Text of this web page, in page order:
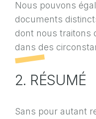
Nous pouvons
documents
dont nous traitons
dans des
2. RÉSUMÉ
Sans pour autant